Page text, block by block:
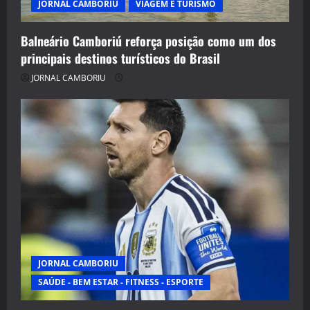
JORNAL CAMBORIU VIAGEM E TURISMO
Balneário Camboriú reforça posição como um dos
principais destinos turísticos do Brasil
JORNAL CAMBORIU
JORNAL CAMBORIU
SAÚDE - BEM ESTAR - FITNESS - ESPORTE